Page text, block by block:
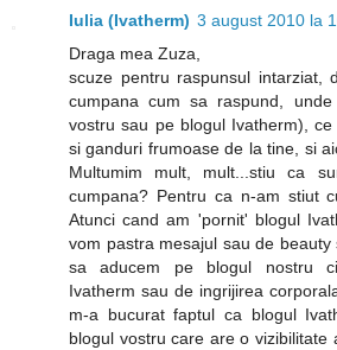
Iulia (Ivatherm) 3 august 2010 la
Draga mea Zuza,
scuze pentru raspunsul intarziat,
cumpana cum sa raspund,
vostru sau pe blogul Ivatherm),
si ganduri frumoase de la tine, si
Multumim mult, mult...stiu ca
cumpana? Pentru ca n-am stiut
Atunci cand am 'pornit' blogul
vom pastra mesajul sau de
sa aducem pe blogul nostru
Ivatherm sau de ingrijirea
m-a bucurat faptul ca blogul
blogul vostru care are o vizibilitate